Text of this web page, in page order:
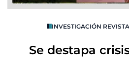
INVESTIGACIÓN
Se destapa